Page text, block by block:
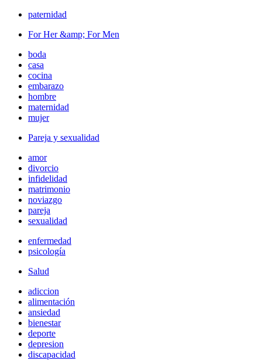
paternidad
For Her &amp; For Men
boda
casa
cocina
embarazo
hombre
maternidad
mujer
Pareja y sexualidad
amor
divorcio
infidelidad
matrimonio
noviazgo
pareja
sexualidad
enfermedad
psicología
Salud
adiccion
alimentación
ansiedad
bienestar
deporte
depresion
discapacidad